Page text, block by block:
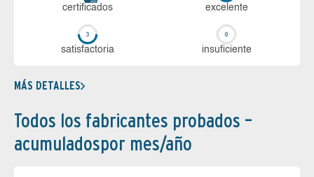
certi­ficados ex­ce­len­te
sa­tis­fac­to­ria in­su­fi­cien­te
MÁS DETALLES
Todos los fabricantes probados –
acumuladospor mes/año